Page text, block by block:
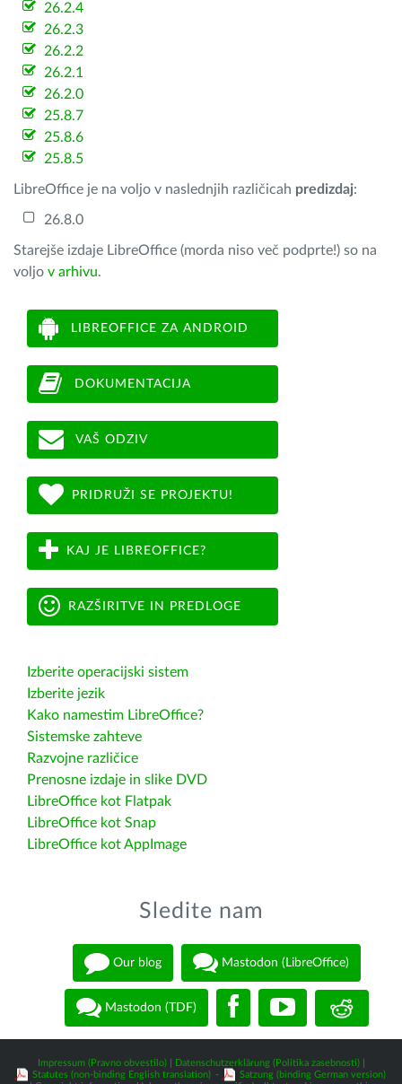
26.2.4
26.2.3
26.2.2
26.2.1
26.2.0
25.8.7
25.8.6
25.8.5
LibreOffice je na voljo v naslednjih različicah predizdaj:
26.8.0
Starejše izdaje LibreOffice (morda niso več podprte!) so na
voljo v arhivu.
LIBREOFFICE ZA ANDROID
DOKUMENTACIJA
VAŠ ODZIV
PRIDRUŽI SE PROJEKTU!
KAJ JE LIBREOFFICE?
RAZŠIRITVE IN PREDLOGE
Izberite operacijski sistem
Izberite jezik
Kako namestim LibreOffice?
Sistemske zahteve
Razvojne različice
Prenosne izdaje in slike DVD
LibreOffice kot Flatpak
LibreOffice kot Snap
LibreOffice kot AppImage
Sledite nam
Our blog Mastodon (LibreOffice)
Mastodon (TDF)
Impressum (Pravno obvestilo)| Datenschutzerklärung (Politika zasebnosti)|
Statutes (non-binding English translation) -
Satzung (binding German version)